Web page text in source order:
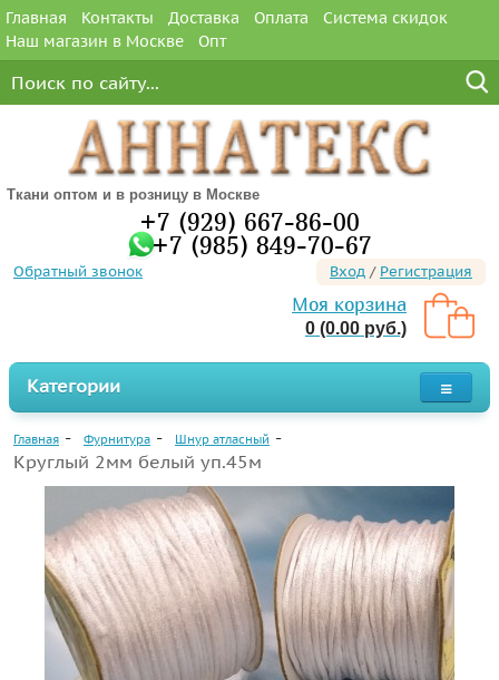
Главная Контакты Доставка Оплата
Система скидок
Наш магазин в Москве
Опт
Ткани оптом и в розницу в Москве
+7 (929) 667-86-00
+7 (985) 849-70-67
Обратный звонок Вход / Регистрация
Моя корзина
0 (0.00 руб.)
Категории
Главная Фурнитура Шнур атласный
Круглый 2мм белый уп.45м